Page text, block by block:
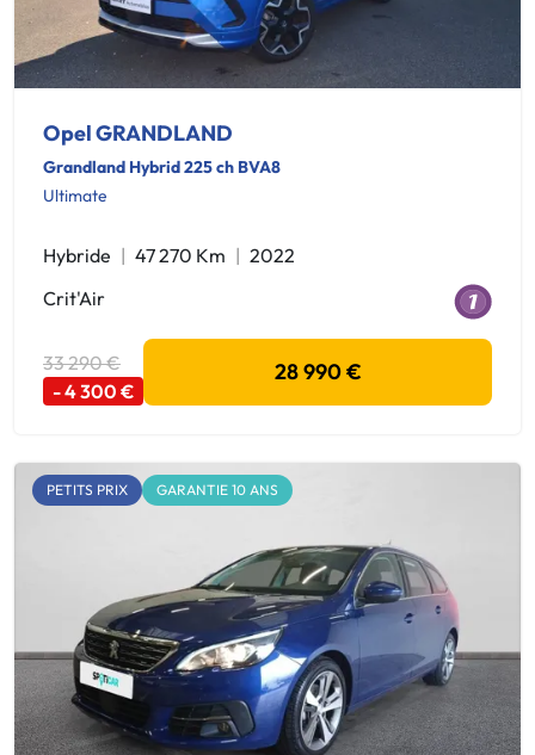
Opel GRANDLAND
Grandland Hybrid 225 ch BVA8
Ultimate
Hybride 47 270 Km
2022
Crit'Air
33 290 €
- 4 300 €
28 990 €
PETITS PRIX GARANTIE 10 ANS